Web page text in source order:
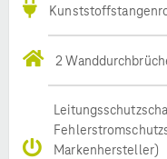
2
Markenhersteller)